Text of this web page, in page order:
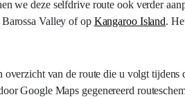
we deze selfdrive route ook verder
Barossa Valley of op Kangaroo Island.
overzicht van de route die u volgt tijdens
Google Maps gegenereerd